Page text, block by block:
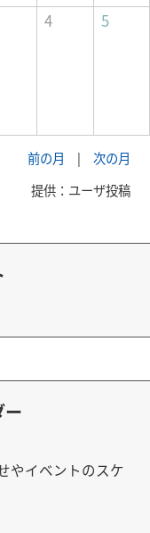
4 5
前の月 | 次の月
提供：ユーザ投稿
ー
やイベントのスケ